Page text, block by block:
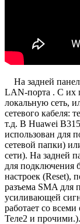
На задней
LAN-порта . С их
локальную сеть,
сетевого кабеля:
т.д. В Huawei
использован для
сетевой папки)
сети). На задней
для подключения
настроек (Reset),
разъема SMA для
усиливающей
работает со
Теле2 и прочими.).